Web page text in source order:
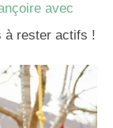
avec
à rester actifs !